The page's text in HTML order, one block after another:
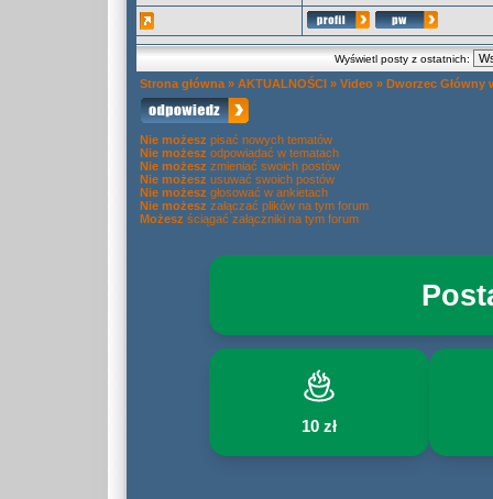
Wyświetl posty z ostatnich:
Strona główna » AKTUALNOŚCI » Video » Dworzec Główny
Nie możesz pisać nowych tematów
Nie możesz odpowiadać w tematach
Nie możesz zmieniać swoich postów
Nie możesz usuwać swoich postów
Nie możesz głosować w ankietach
Nie możesz załączać plików na tym forum
Możesz ściągać załączniki na tym forum
10 zł